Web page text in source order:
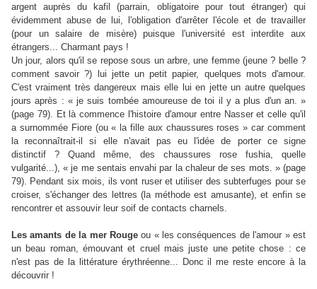
argent auprès du kafil (parrain, obligatoire pour tout étranger) qui
évidemment abuse de lui, l'obligation d'arrêter l'école et de travailler
(pour un salaire de misère) puisque l'université est interdite aux
étrangers... Charmant pays !
Un jour, alors qu'il se repose sous un arbre, une femme (jeune ? belle ?
comment savoir ?) lui jette un petit papier, quelques mots d'amour.
C'est vraiment très dangereux mais elle lui en jette un autre quelques
jours après : « je suis tombée amoureuse de toi il y a plus d'un an. »
(page 79). Et là commence l'histoire d'amour entre Nasser et celle qu'il
a surnommée Fiore (ou « la fille aux chaussures roses » car comment
la reconnaîtrait-il si elle n'avait pas eu l'idée de porter ce signe
distinctif ? Quand même, des chaussures rose fushia, quelle
vulgarité...), « je me sentais envahi par la chaleur de ses mots. » (page
79). Pendant six mois, ils vont ruser et utiliser des subterfuges pour se
croiser, s'échanger des lettres (la méthode est amusante), et enfin se
rencontrer et assouvir leur soif de contacts charnels.
Les amants de la mer Rougeou « les conséquences de l'amour » est
un beau roman, émouvant et cruel mais juste une petite chose : ce
n'est pas de la littérature érythréenne... Donc il me reste encore à la
découvrir !